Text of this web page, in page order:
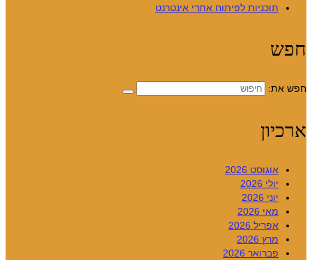
תוכניות לפיתוח אתרי אינטרנט
חפש
חפש את:
ארכיון
אוגוסט 2026
יולי 2026
יוני 2026
מאי 2026
אפריל 2026
מרץ 2026
פברואר 2026